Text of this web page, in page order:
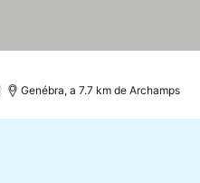
Genébra, a 7.7 km de Archamps